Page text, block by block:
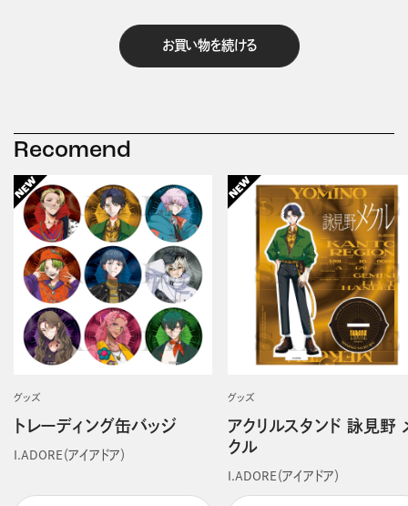
お買い物を続ける
Recomend
グッズ
トレーディング缶バッジ
I.ADORE（アイアドア）
グッズ
アクリルスタンド 詠見野
クル
I.ADORE（アイアドア）